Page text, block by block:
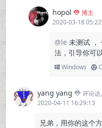
hopol
博主
2020-03-18
@le 未测试 ，
法，引导你可
Windows
yang yang
评论达
2020-04-11 16:29:13
兄弟，用你的这个